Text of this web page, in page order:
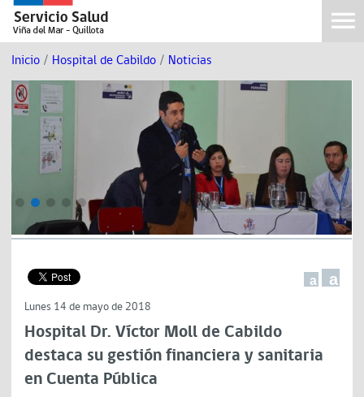
Inicio / Hospital de Cabildo / Noticias
a a
Lunes 14 de mayo de 2018
Hospital Dr. Víctor Moll de Cabildo
destaca su gestión financiera y sanitaria
en Cuenta Pública